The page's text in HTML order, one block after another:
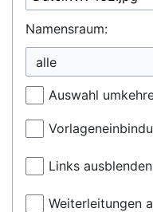
Namensraum:
Auswahl
Links ausblenden
Weiterleitungen